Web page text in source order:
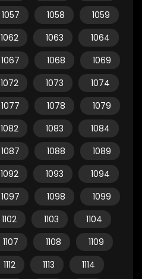
1057 1058
1059
1062 1063
1064
1067 1068
1069
1072 1073
1074
1077 1078
1079
1082 1083
1084
1087 1088
1089
1092 1093
1094
1097 1098
1099
1102 1103
1104
1107 1108
1109
1112 1113
1114